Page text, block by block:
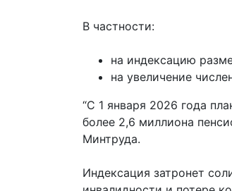
В частности:
на индексацию
на увеличение
“С 1 января 2026 года
более 2,6 миллиона
Минтруда.
Индексация затронет